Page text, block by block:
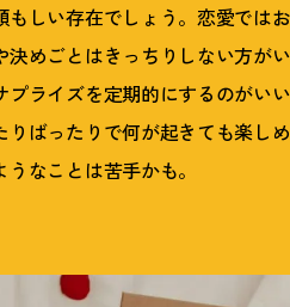
もしい存在でしょう。恋愛では
決めごとはきっちりしない方が
プライズを定期的にするのがい
りばったりで何が起きても楽し
なことは苦手かも。